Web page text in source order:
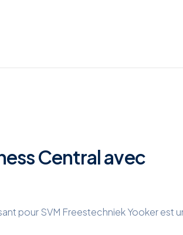
Central avec
pour SVM Freestechniek Yooker est